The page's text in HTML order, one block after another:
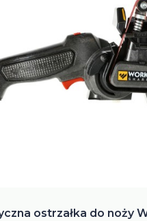
ostrzałka do noży